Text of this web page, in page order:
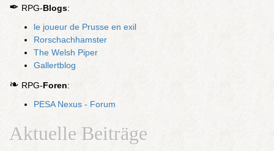
✒ RPG-Blogs:
le joueur de Prusse en exil
Rorschachhamster
The Welsh Piper
Gallertblog
❧ RPG-Foren:
PESA Nexus - Forum
Aktuelle Beiträge